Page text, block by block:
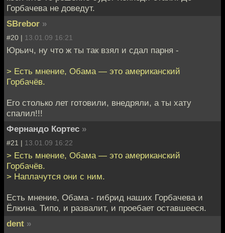
Горбачева не доведут.
SBrebor »
#20 | 13.01.09 16:21
Юрьич, ну что ж ты так взял и сдал парня -
> Есть мнение, Обама — это американский
Горбачёв.
Его столько лет готовили, внедряли, а ты хату
спалил!!!
Фернандо Кортес »
#21 | 13.01.09 16:22
> Есть мнение, Обама — это американский
Горбачёв.
> Наплачутся они с ним.
Есть мнение, Обама - гибрид наших Горбачева и
Ёлкина. Типо, и развалит, и проебает оставшееся.
dent »